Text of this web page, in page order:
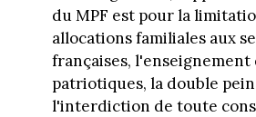
du MPF est pour la
allocations familiales aux
françaises, l'enseignement
patriotiques, la double
l'interdiction de toute